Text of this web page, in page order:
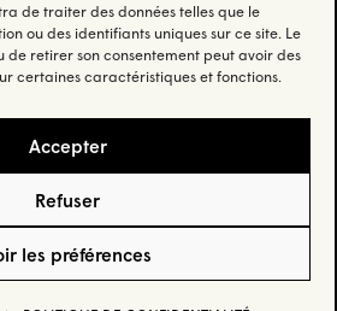
de traiter des données telles que le
ou des identifiants uniques sur ce site. Le
de retirer son consentement peut avoir des
certaines caractéristiques et fonctions.
Accepter
Refuser
les préférences
nos données et nos insights les
plus récents.
Habo Studio Inc. 2025 –
suite 205, Montréal, QC H2T 2A4